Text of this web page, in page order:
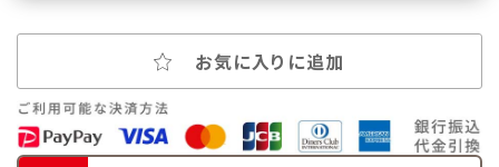
お気に入りに追加